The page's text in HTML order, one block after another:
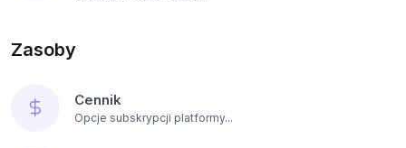
Zasoby
Cennik
Opcje subskrypcji platformy...